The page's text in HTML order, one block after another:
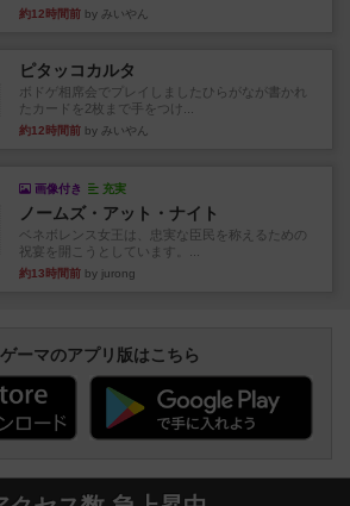
約12時間前 by みいやん
ピタッコカルタ
ボドゲ相席会でプレイしましたひらがなが書かれ
たカードを2枚まで手をつけ...
約12時間前 by みいやん
画像付き 充実
ノームズ・アット・ナイト
ベネボレンス女王は、忠実な臣民を称えるための
祝宴を開こうとしています。...
約13時間前 by jurong
ーマのアプリ版はこちら